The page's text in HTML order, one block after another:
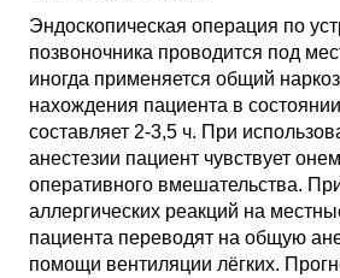
Эндоскопическая операция по
позвоночника проводится под
иногда применяется общий
нахождения пациента в
составляет 2-3,5 ч. При
анестезии пациент чувствует
оперативного вмешательства.
аллергических реакций на
пациента переводят на общую
помощи вентиляции лёгких.